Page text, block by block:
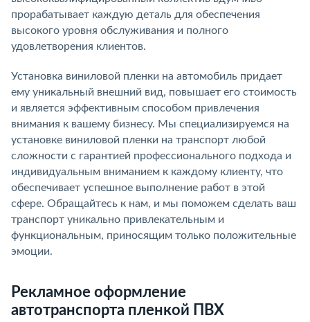
прорабатывает каждую деталь для обеспечения
высокого уровня обслуживания и полного
удовлетворения клиентов.
Установка виниловой пленки на автомобиль придает
ему уникальный внешний вид, повышает его стоимость
и является эффективным способом привлечения
внимания к вашему бизнесу. Мы специализируемся на
установке виниловой пленки на транспорт любой
сложности с гарантией профессионального подхода и
индивидуальным вниманием к каждому клиенту, что
обеспечивает успешное выполнение работ в этой
сфере. Обращайтесь к нам, и мы поможем сделать ваш
транспорт уникально привлекательным и
функциональным, приносящим только положительные
эмоции.
Рекламное оформление
автотранспорта пленкой ПВХ